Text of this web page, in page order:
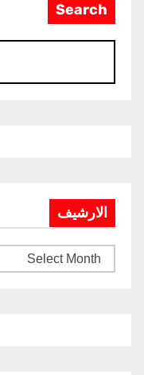
Search
الارشيف